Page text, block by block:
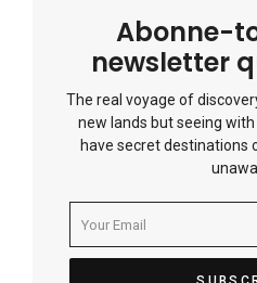
Abonne-
newsletter
The real voyage of
new lands but seeing
have secret destinations